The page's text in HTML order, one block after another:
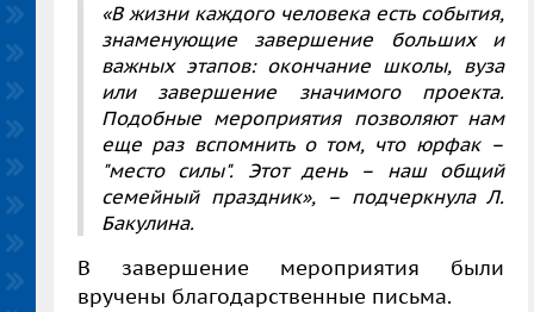
«В жизни каждого человека есть события,
знаменующие завершение больших и
важных этапов: окончание школы, вуза
или завершение значимого проекта.
Подобные мероприятия позволяют нам
еще раз вспомнить о том, что юрфак –
"место силы". Этот день – наш общий
семейный праздник»,– подчеркнула Л.
Бакулина.
В завершение мероприятия были
вручены благодарственные письма.